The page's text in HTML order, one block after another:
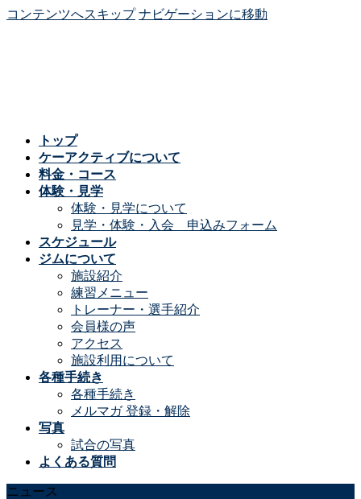
コンテンツへスキップ ナビゲーションに移動
トップ
ケーアクティブについて
料金・コース
体験・見学
体験・見学について
見学・体験・入会 申込みフォーム
スケジュール
ジムについて
施設紹介
練習メニュー
トレーナー・選手紹介
会員様の声
アクセス
施設利用について
各種手続き
各種手続き
メルマガ 登録・解除
写真
試合の写真
よくある質問
ニュース